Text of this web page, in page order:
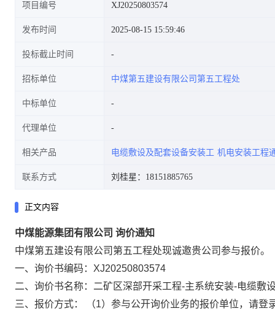
项目编号 XJ20250803574
发布时间 2025-08-15 15:59:46
投标截止时间
招标单位 中煤第五建设有限公司第五工程处
中标单位
代理单位
相关产品 电缆敷设及配套设备安装工 机电安装工程
联系方式 刘桂星：18151885765
正文内容
中煤能源集团有限公司 询价通知
中煤第五建设有限公司第五工程处现诚邀贵公司参与报价。
一、询价书编码：XJ20250803574
二、询价书名称：二矿区深部开采工程-主系统安装-电缆敷
三、报价方式： （1）参与公开询价业务的报价单位，请